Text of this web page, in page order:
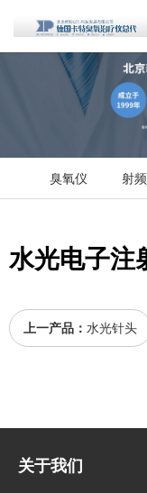
臭氧仪 射
水光电子注
上一产品： 水光针头
关于我们